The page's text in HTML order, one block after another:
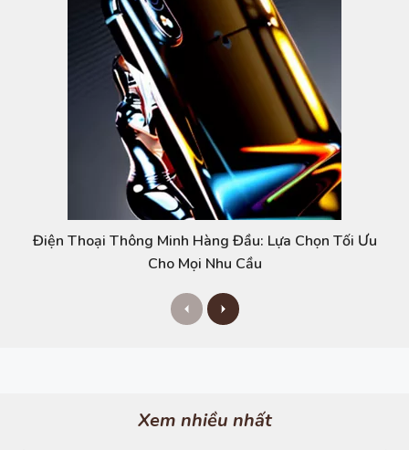
Điện Thoại Thông Minh Hàng Đầu: Lựa Chọn Tối Ưu
Cho Mọi Nhu Cầu
P
r
s
N
e
Xem nhiều nhất